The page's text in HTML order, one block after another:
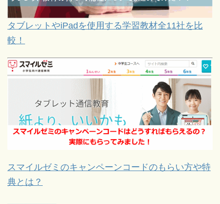
タブレットやiPadを使用する学習教材全11社を比
較！
スマイルゼミのキャンペーンコードのもらい方や特
典とは？